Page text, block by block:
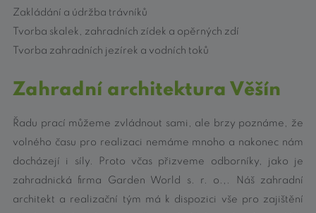
Zakládání a údržba trávníků
Tvorba skalek, zahradních zídek a opěrných zdí
Tvorba zahradních jezírek a vodních toků
Zahradní architektura Věšín
Řadu prací můžeme zvládnout sami, ale brzy poznáme, že
volného času pro realizaci nemáme mnoho a nakonec nám
docházejí i síly. Proto včas přizveme odborníky, jako je
zahradnická firma Garden World s. r. o.,. Náš zahradní
architekt a realizační tým má k dispozici vše pro zajištění